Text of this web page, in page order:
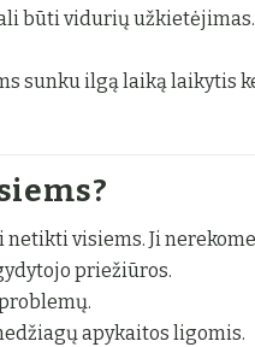
būti vidurių užkietėjimas.
sunku ilgą laiką laikytis
visiems. Ji
priežiūros.
apykaitos ligomis.